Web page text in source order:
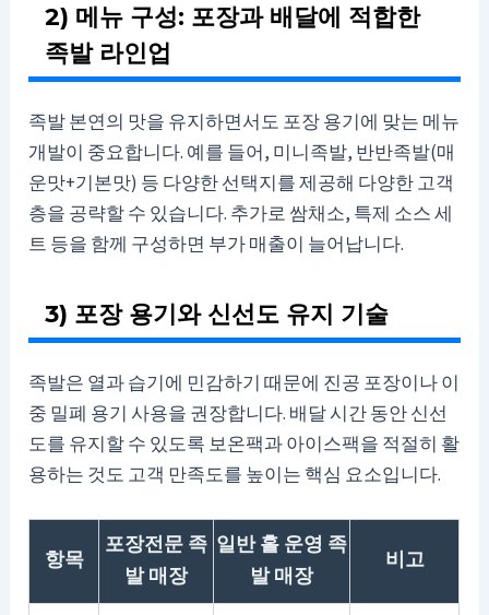
2) 메뉴 구성: 포장과 배달에 적합한
족발 라인업
족발 본연의 맛을 유지하면서도 포장 용기에 맞는 메뉴
개발이 중요합니다. 예를 들어, 미니족발, 반반족발(매
운맛+기본맛) 등 다양한 선택지를 제공해 다양한 고객
층을 공략할 수 있습니다. 추가로 쌈채소, 특제 소스 세
트 등을 함께 구성하면 부가 매출이 늘어납니다.
3) 포장 용기와 신선도 유지 기술
족발은 열과 습기에 민감하기 때문에 진공 포장이나 이
중 밀폐 용기 사용을 권장합니다. 배달 시간 동안 신선
도를 유지할 수 있도록 보온팩과 아이스팩을 적절히 활
용하는 것도 고객 만족도를 높이는 핵심 요소입니다.
항목
포장전문 족
발 매장
일반 홀 운영 족
발 매장
비고